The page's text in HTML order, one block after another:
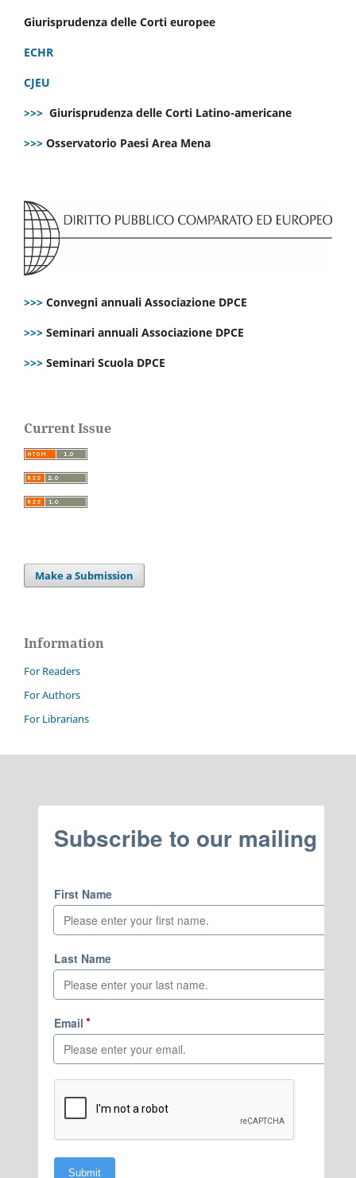
Giurisprudenza delle Corti europee
ECHR
CJEU
>>> Giurisprudenza delle Corti Latino-americane
>>> Osservatorio Paesi Area Mena
>>> Convegni annuali Associazione DPCE
>>> Seminari annuali Associazione DPCE
>>> Seminari Scuola DPCE
Current Issue
Make a Submission
Information
For Readers
For Authors
For Librarians